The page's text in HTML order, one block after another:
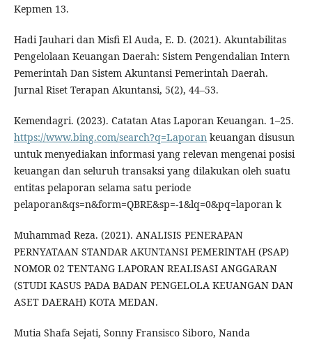
Kepmen 13.
Hadi Jauhari dan Misfi El Auda, E. D. (2021). Akuntabilitas
Pengelolaan Keuangan Daerah: Sistem Pengendalian Intern
Pemerintah Dan Sistem Akuntansi Pemerintah Daerah.
Jurnal Riset Terapan Akuntansi, 5(2), 44–53.
Kemendagri. (2023). Catatan Atas Laporan Keuangan. 1–25.
https://www.bing.com/search?q=Laporankeuangan disusun
untuk menyediakan informasi yang relevan mengenai posisi
keuangan dan seluruh transaksi yang dilakukan oleh suatu
entitas pelaporan selama satu periode
pelaporan&qs=n&form=QBRE&sp=-1&lq=0&pq=laporan k
Muhammad Reza. (2021). ANALISIS PENERAPAN
PERNYATAAN STANDAR AKUNTANSI PEMERINTAH (PSAP)
NOMOR 02 TENTANG LAPORAN REALISASI ANGGARAN
(STUDI KASUS PADA BADAN PENGELOLA KEUANGAN DAN
ASET DAERAH) KOTA MEDAN.
Mutia Shafa Sejati, Sonny Fransisco Siboro, Nanda